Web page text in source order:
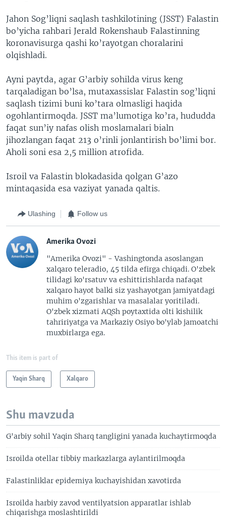
Jahon Sog’liqni saqlash tashkilotining (JSST) Falastin
bo’yicha rahbari Jerald Rokenshaub Falastinning
koronavisurga qashi ko’rayotgan choralarini
olqishladi.
Ayni paytda, agar G’arbiy sohilda virus keng
tarqaladigan bo’lsa, mutaxassislar Falastin sog’liqni
saqlash tizimi buni ko’tara olmasligi haqida
ogohlantirmoqda. JSST ma’lumotiga ko’ra, hududda
faqat sun’iy nafas olish moslamalari bialn
jihozlangan faqat 213 o’rinli jonlantirish bo’limi bor.
Aholi soni esa 2,5 million atrofida.
Isroil va Falastin blokadasida qolgan G’azo
mintaqasida esa vaziyat yanada qaltis.
Ulashing Follow us
Amerika Ovozi
"Amerika Ovozi" - Vashingtonda asoslangan
xalqaro teleradio, 45 tilda efirga chiqadi. O'zbek
tilidagi ko'rsatuv va eshittirishlarda nafaqat
xalqaro hayot balki siz yashayotgan jamiyatdagi
muhim o'zgarishlar va masalalar yoritiladi.
O'zbek xizmati AQSh poytaxtida olti kishilik
tahririyatga va Markaziy Osiyo bo'ylab jamoatchi
muxbirlarga ega.
This item is part of
Yaqin Sharq Xalqaro
Shu mavzuda
G'arbiy sohil Yaqin Sharq tangligini yanada kuchaytirmoqda
Isroilda otellar tibbiy markazlarga aylantirilmoqda
Falastinliklar epidemiya kuchayishidan xavotirda
Isroilda harbiy zavod ventilyatsion apparatlar ishlab
chiqarishga moslashtirildi